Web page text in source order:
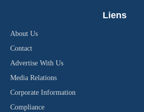
Liens
About Us
Contact
Advertise With Us
Media Relations
Corporate Information
Compliance